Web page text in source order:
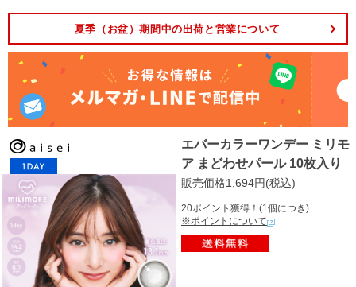
夏季（お盆）期間中の出荷と営業について
エバーカラーワンデー ミリモ
ア まどわせパール 10枚入り
販売価格1,694円(税込)
20ポイント獲得！(1個につき)
※ポイントについて